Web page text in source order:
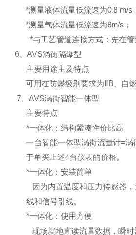
*测量液体流量低流速为0.8 m/s；
*测量气体流量低流速为8m/s；
*与工艺管道连接方式：先在
6、 AVS涡街隔爆型
主要用途主及特点
可用在防爆级别要求为ⅡB、自
7、 AVS涡街智能一体型
主要特点
*一体化：结构紧凑性价比高
一台智能一体型涡街流量计=涡
于单买上述4台仪表的价格。
*一体化：安装简单
因为内置温度和压力传感器
线和信号引线。
*一体化：使用方便
现场就地直读流量数据，瞬